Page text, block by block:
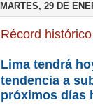
MARTES, 29 DE
Récord
Lima tendrá
tendencia a
próximos días